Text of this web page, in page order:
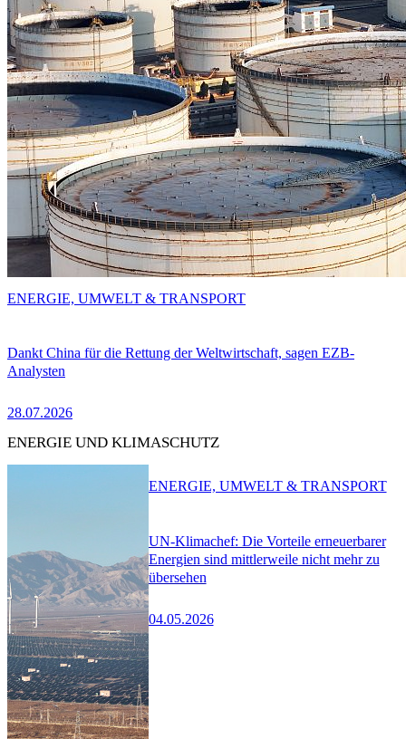
Dankt China für die Rettung der Weltwirtschaft, sagen EZB-
Analysten
28.07.2026
ENERGIE, UMWELT & TRANSPORT
ENERGIE UND KLIMASCHUTZ
UN-Klimachef: Die Vorteile erneuerbarer
Energien sind mittlerweile nicht mehr zu
übersehen
04.05.2026
ENERGIE, UMWELT & TRANSPORT